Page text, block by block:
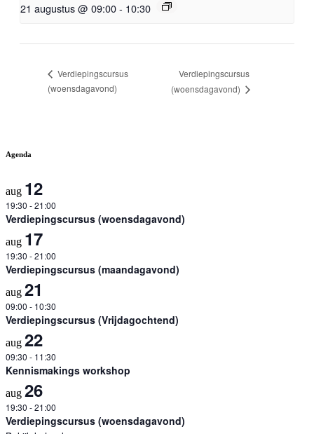
21 augustus @ 09:00- 10:30
Verdiepingscursus
(woensdagavond)
Verdiepingscursus
(woensdagavond)
Agenda
aug 12
19:30 -21:00
Verdiepingscursus (woensdagavond)
aug 17
19:30 -21:00
Verdiepingscursus (maandagavond)
aug 21
09:00 - 10:30
Verdiepingscursus (Vrijdagochtend)
aug 22
09:30 - 11:30
Kennismakings workshop
aug 26
19:30 -21:00
Verdiepingscursus (woensdagavond)